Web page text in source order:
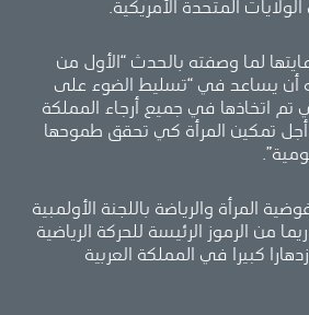
المتحدة الأمريكية.
لما وصفته بالحدث “الأول من
أن يساعد في “تسليط الضوء على
تم اتخاذها في جميع أرجاء المملكة
أجل تمكين المرأة كي تحقق طموحها
المرأة والرياضة باللجنة الأولمبية
من الرموز الرئيسة للحركة الرياضية
كبيرا في المملكة العربية